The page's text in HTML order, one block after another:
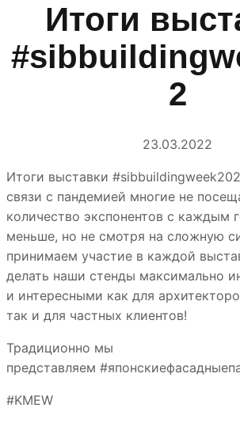
Итоги
2
23.03.2022
Итоги выставки
связи с пандемией многие не
количество экспонентов с каждым
меньше, но не смотря на сложную
принимаем участие в каждой
делать наши стенды максимально
и интересными как для
так и для частных клиентов!
Традиционно мы
представляем
#KMEW